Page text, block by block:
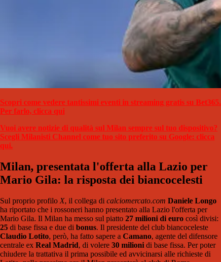
Scopri come vedere tantissimi eventi in streaming gratis su Bet365.
Per farlo, clicca qui
Vuoi avere notizie di qualità sul Milan sempre sul tuo dispositivo?
Scegli Milanisti Channel come tuo sito preferito su Google: clicca
qui.
Milan, presentata l'offerta alla Lazio per
Mario Gila: la risposta dei biancocelesti
Sul proprio profilo X, il collega di calciomercato.com Daniele Longo
ha riportato che i rossoneri hanno presentato alla Lazio l'offerta per
Mario Gila. Il Milan ha messo sul piatto 27 milioni di euro così divisi:
25 di base fissa e due di bonus. Il presidente del club biancoceleste
Claudio Lotito, però, ha fatto sapere a Camano, agente del difensore
centrale ex Real Madrid, di volere 30 milioni di base fissa. Per poter
chiudere la trattativa il prima possibile ed avvicinarsi alle richieste di